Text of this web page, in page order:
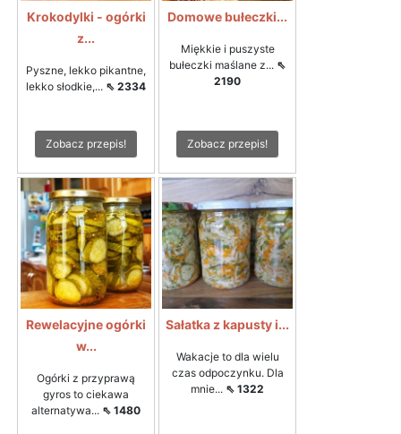
Krokodylki - ogórki
z...
Pyszne, lekko pikantne,
lekko słodkie,... ⇖ 2334
Zobacz przepis!
Domowe bułeczki...
Miękkie i puszyste
bułeczki maślane z... ⇖
2190
Zobacz przepis!
Rewelacyjne ogórki
w...
Ogórki z przyprawą
gyros to ciekawa
alternatywa... ⇖ 1480
Sałatka z kapusty i...
Wakacje to dla wielu
czas odpoczynku. Dla
mnie... ⇖ 1322